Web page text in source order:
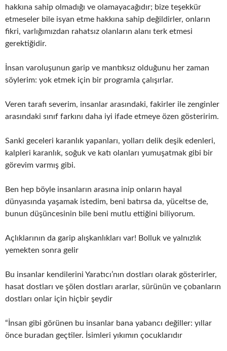
hakkına sahip olmadığı ve olamayacağıdır; bize teşekkür
etmeseler bile isyan etme hakkına sahip değildirler, onların
fikri, varlığımızdan rahatsız olanların alanı terk etmesi
gerektiğidir.
İnsan varoluşunun garip ve mantıksız olduğunu her zaman
söylerim: yok etmek için bir programla çalışırlar.
Veren tarafı severim, insanlar arasındaki, fakirler ile zenginler
arasındaki sınıf farkını daha iyi ifade etmeye özen gösteririm.
Sanki geceleri karanlık yapanları, yolları delik deşik edenleri,
kalpleri karanlık, soğuk ve katı olanları yumuşatmak gibi bir
görevim varmış gibi.
Ben hep böyle insanların arasına inip onların hayal
dünyasında yaşamak istedim, beni batırsa da, yüceltse de,
bunun düşüncesinin bile beni mutlu ettiğini biliyorum.
Açlıklarının da garip alışkanlıkları var! Bolluk ve yalnızlık
yemekten sonra gelir
Bu insanlar kendilerini Yaratıcı’nın dostları olarak gösterirler,
hasat dostları ve şölen dostları ararlar, sürünün ve çobanların
dostları onlar için hiçbir şeydir
“İnsan gibi görünen bu insanlar bana yabancı değiller: yıllar
önce buradan geçtiler. İsimleri yıkımın çocuklarıdır